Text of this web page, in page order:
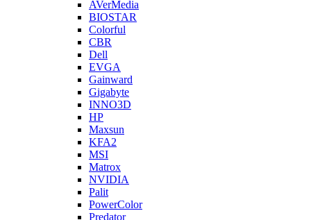
AVerMedia
BIOSTAR
Colorful
CBR
Dell
EVGA
Gainward
Gigabyte
INNO3D
HP
Maxsun
KFA2
MSI
Matrox
NVIDIA
Palit
PowerColor
Predator